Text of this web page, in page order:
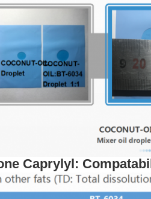
Caprylyl: